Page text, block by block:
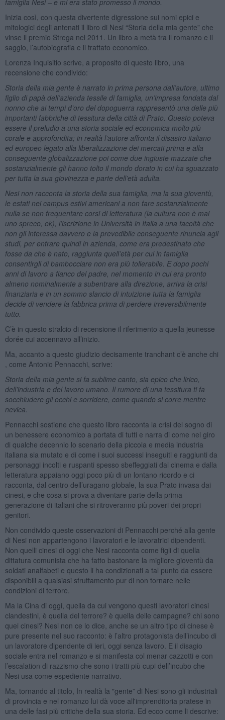
Inizia così, con questa divertente digressione sui nomi epici e
mitologici degli antenati il libro di Nesi “Storia della mia gente” che
vinse il premio Strega nel 2011. Un libro a metà tra il romanzo e il
saggio, l’autobiografia e il trattato economico.
Lorenza Inquisitio scrive, a proposito di questo libro, una
recensione che condivido:
Storia della mia gente è narrato in prima persona dall’autore, ultimo
figlio di papà dell’azienda tessile di famiglia, un’impresa fondata dal
nonno che ai tempi d’oro del dopoguerra rappresentò una delle più
importanti fabbriche di tessitura della città di Prato. Questo poteva
essere il preludio a una storia sociale ed economica molto più
corale e approfondita; in realtà l’autore affronta il disastro italiano
ed europeo legato alla liberalizzazione dei mercati prima e alla
conseguente globalizzazione poi come due ingiuste mazzate che
sostanzialmente gli hanno tolto il mondo dorato in cui ha sguazzato
per tutta la sua giovinezza e parte dell’età adulta.
Nesi non racconta la storia della sua famiglia, ma la sua gioventù,
le estati nei campus estivi americani a non fare sostanzialmente
nulla se non frequentare corsi di letteratura (la cultura non è mai
uno spreco, ok), l’iscrizione in Università in Italia a una facoltà che
non gli interessa davvero e la prevedibile conseguente rinuncia agli
studi, per entrare quindi in azienda, come era predestinato che
fosse da che è nato, raggiunta quell’età per cui in famiglia
consentirgli di bambocciare non era più tollerabile. E dopo pochi
anni di lavoro a fianco del padre, nel momento in cui era pronto
almeno nominalmente a subentrare alla direzione, arriva la crisi
finanziaria e in un sommo slancio di intuizione tutta la famiglia
decide di vendere la fabbrica prima di perdere irreversibilmente
tutto.
C’è in questo stralcio di recensione il riferimento a quella jeunesse
dorée cui accennavo all’inizio.
Ma, accanto a questo giudizio decisamente tranchant c’è anche chi
, come Antonio Pennacchi, scrive:
Storia della mia gente si fa sublime canto, sia epico che lirico,
dell’industria e del lavoro umano. Il rumore di una tessitura ti fa
socchiudere gli occhi e sorridere, come quando si corre mentre
nevica.
Pennacchi sostiene che questo libro racconta la crisi del sogno di
un benessere economico a portata di tutti e narra di come nel giro
di qualche decennio lo scenario della piccola e media industria
italiana sia mutato e di come i suoi successi inseguiti e raggiunti da
personaggi incolti e ruspanti spesso sbeffeggiati dal cinema e dalla
letteratura appaiano oggi poco più di un lontano ricordo e ci
racconta, dal centro dell’uragano globale, la sua Prato invasa dai
cinesi, e che cosa si prova a diventare parte della prima
generazione di italiani che si ritroveranno più poveri dei propri
genitori.
Non condivido queste osservazioni di Pennacchi perché alla gente
di Nesi non appartengono i lavoratori e le lavoratrici dipendenti.
Non quelli cinesi di oggi che Nesi racconta come figli di quella
dittatura comunista che ha fatto bastonare la migliore gioventù da
soldati analfabeti e questo li ha condizionati a tal punto da essere
disponibili a qualsiasi sfruttamento pur di non tornare nelle
condizioni di terrore.
Ma la Cina di oggi, quella da cui vengono questi lavoratori cinesi
clandestini, è quella del terrore? è quella delle campagne? chi sono
quei cinesi? Nesi non ce lo dice, anche se un altro tipo di cinese è
pure presente nel suo racconto: è l’altro protagonista dell’incubo di
un lavoratore dipendente di ieri, oggi senza lavoro. E il disagio
sociale entra nel romanzo e si manifesta col menar cazzotti e con
l’escalation di razzismo che sono i tratti più cupi dell’incubo che
Nesi usa come espediente narrativo.
Ma, tornando al titolo, In realtà la "gente” di Nesi sono gli industriali
di provincia e nel romanzo lui dà voce all'imprenditoria pratese in
una delle fasi più critiche della sua storia. Ed ecco come li descrive: